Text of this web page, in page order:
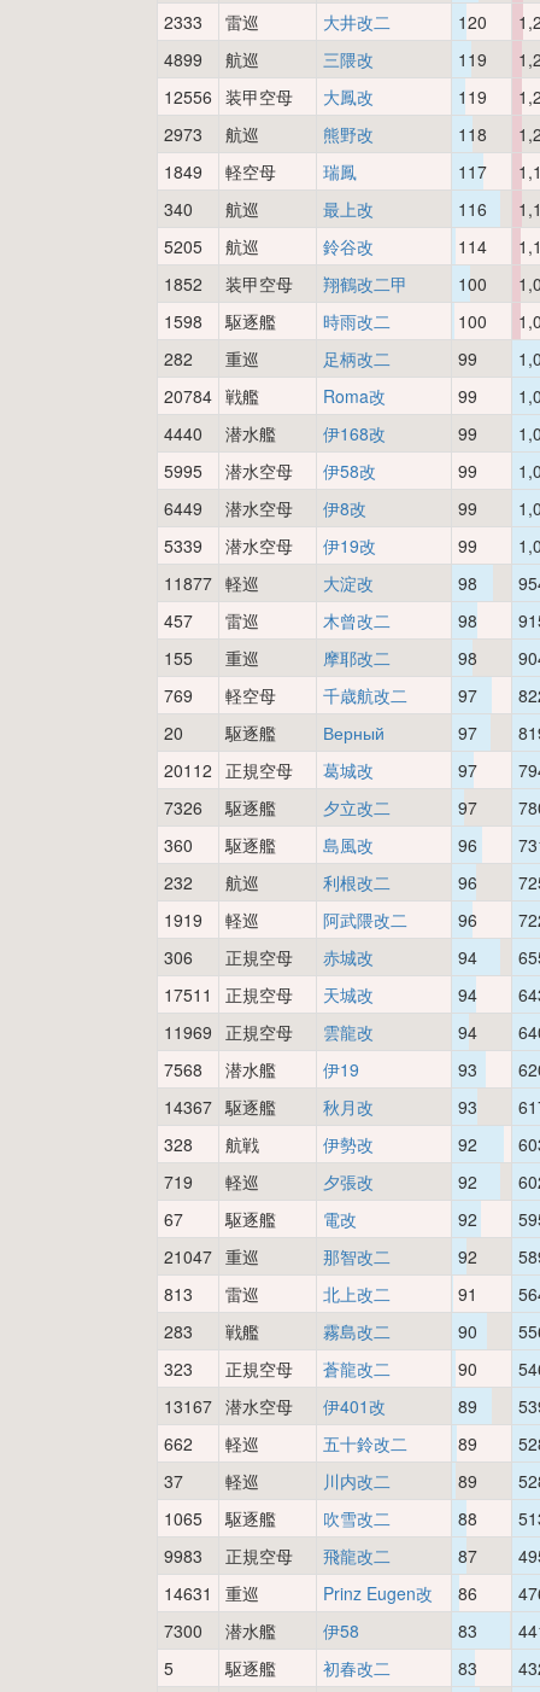
2333
雷巡 大井改二 120
4899
航巡 三隈改 119
12556 装甲空母 大鳳改 119
2973
航巡 熊野改 118
1849
軽空母 瑞鳳 117
340
航巡 最上改 116
5205
航巡 鈴谷改 114
1852
装甲空母 翔鶴改二甲 100
1598
駆逐艦 時雨改二 100
282
重巡 足柄改二 99
20784 戦艦 Roma改 99
4440
潜水艦 伊168改 99
5995
潜水空母 伊58改 99
6449
潜水空母 伊8改 99
5339
潜水空母 伊19改 99
11877 軽巡 大淀改 98
457
雷巡 木曾改二 98
155
重巡 摩耶改二 98
769
軽空母 千歳航改二 97
20
駆逐艦 Верный 97
20112 正規空母 葛城改 97
7326
駆逐艦 夕立改二 97
360
駆逐艦 島風改 96
232
航巡 利根改二 96
1919
軽巡 阿武隈改二 96
306
正規空母 赤城改 94
17511
正規空母 天城改 94
11969
正規空母 雲龍改 94
7568
潜水艦 伊19 93
14367 駆逐艦 秋月改 93
328
航戦 伊勢改 92
719
軽巡 夕張改 92
67
駆逐艦 電改 92
21047 重巡 那智改二 92
813
雷巡 北上改二 91
283
戦艦 霧島改二 90
323
正規空母 蒼龍改二 90
13167 潜水空母 伊401改 89
662
軽巡 五十鈴改二 89
37
軽巡 川内改二 89
1065
駆逐艦 吹雪改二 88
9983
正規空母 飛龍改二 87
14631
重巡 Prinz Eugen改 86
7300
潜水艦 伊58 83
5
駆逐艦 初春改二 83